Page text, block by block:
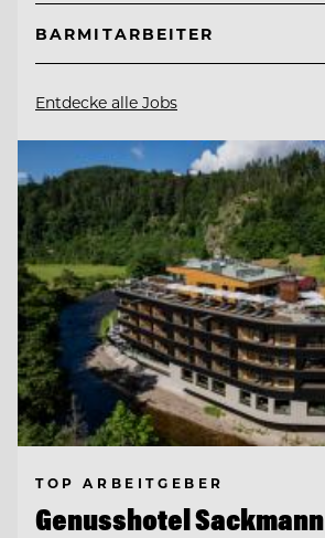
BARMITARBEITER
Entdecke alle Jobs
TOP ARBEITGEBER
Genusshotel Sackmann